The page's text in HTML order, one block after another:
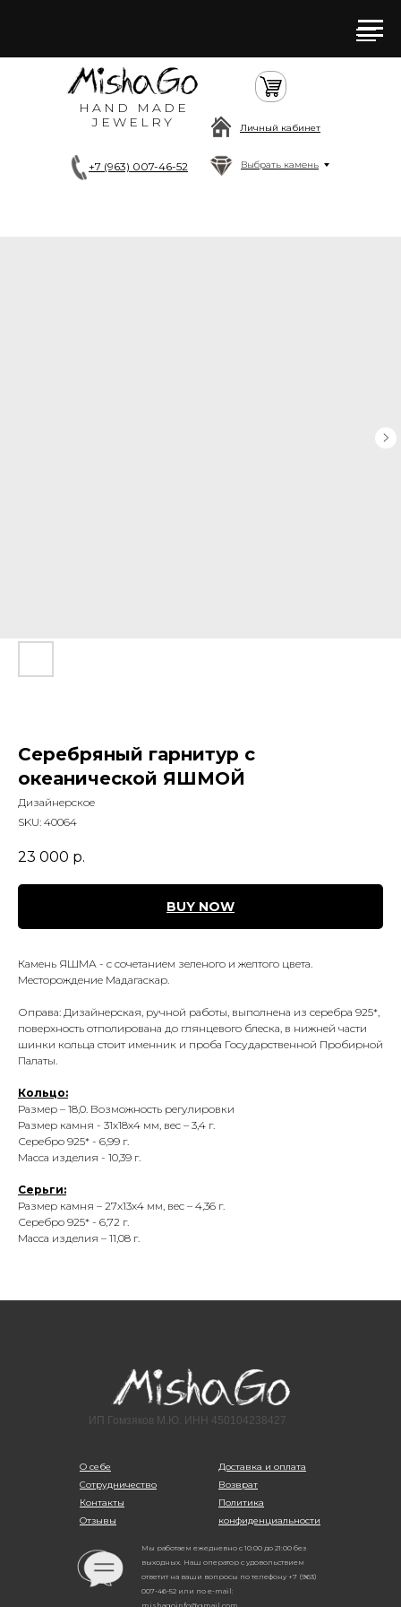
HAND MADE
JEWELRY
+7 (963) 007-46-52 Выбрать камень
Личный кабинет
Серебряный гарнитур с
океанической ЯШМОЙ
Дизайнерское
SKU: 40064
23 000 р.
BUY NOW
Камень ЯШМА - с сочетанием зеленого и желтого цвета.
Месторождение Мадагаскар.
Оправа: Дизайнерская, ручной работы, выполнена из серебра 925*,
поверхность отполирована до глянцевого блеска, в нижней части
шинки кольца стоит именник и проба Государственной Пробирной
Палаты.
Кольцо:
Размер – 18,0. Возможность регулировки
Размер камня - 31х18х4 мм, вес – 3,4 г.
Серебро 925* - 6,99 г.
Масса изделия - 10,39 г.
Серьги:
Размер камня – 27х13х4 мм, вес – 4,36 г.
Серебро 925* - 6,72 г.
Масса изделия – 11,08 г.
О себе
Сотрудничество
Контакты
Отзывы
ИП Гомзяков М.Ю. ИНН 450104238427
Доставка и оплата
Возврат
Политика
конфиденциальности
Мы работаем ежедневно с 10:00 до 21:00 без
выходных. Наш оператор с удовольствием
ответит на ваши вопросы по телефону +7 (963)
007-46-52 или по e-mail: